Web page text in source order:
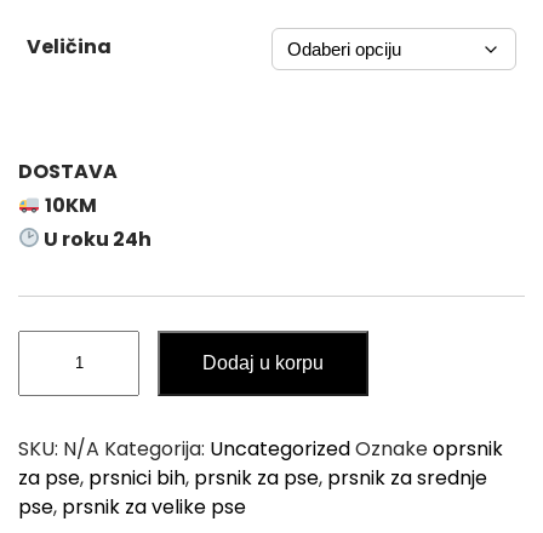
o
u
h
3
Veličina
DOSTAVA
10KM
U roku 24h
/
za
Dresuru
Pasa
Dodaj u korpu
SKU: N/A Kategorija: UncategorizedOznakeoprsnik
za pse, prsnici bih, prsnik za pse, prsnik za srednje
pse, prsnik za velike pse